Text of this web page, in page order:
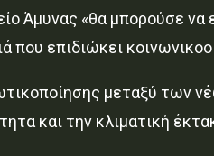
Άμυνας «θα μπορούσε να
που επιδιώκει
μεταξύ των
και την κλιματική